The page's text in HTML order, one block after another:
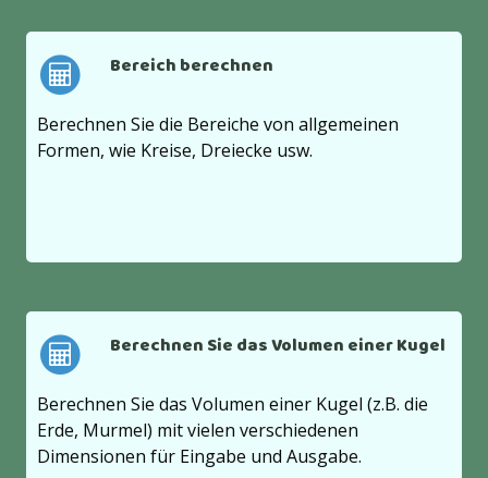
Bereich berechnen
Berechnen Sie die Bereiche von allgemeinen
Formen, wie Kreise, Dreiecke usw.
Berechnen Sie das Volumen einer Kugel
Berechnen Sie das Volumen einer Kugel (z.B. die
Erde, Murmel) mit vielen verschiedenen
Dimensionen für Eingabe und Ausgabe.